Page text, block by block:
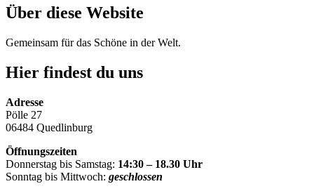
Über diese Website
Gemeinsam für das Schöne in der Welt.
Hier findest du uns
Adresse
Pölle 27
06484 Quedlinburg
Öffnungszeiten
Donnerstag bis Samstag: 14:30 – 18.30 Uhr
Sonntag bis Mittwoch: geschlossen